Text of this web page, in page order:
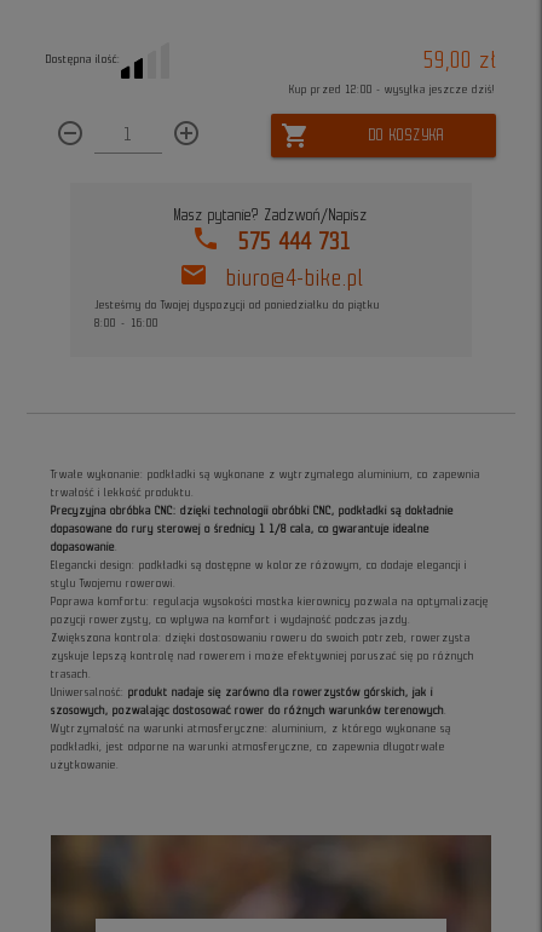
Dostępna ilość: 59,00 zł
Kup przed 12:00 - wysyłka jeszcze dziś!
remove_circle_outline add_circle_outline shopping_cart DO KOSZYKA
Masz pytanie? Zadzwoń/Napisz
phone 575 444 731
mail biuro@4-bike.pl
Jesteśmy do Twojej dyspozycji od poniedziałku do piątku
8:00 - 16:00
Trwałe wykonanie: podkładki są wykonane z wytrzymałego aluminium, co zapewnia
trwałość i lekkość produktu.
Precyzyjna obróbka CNC: dzięki technologii obróbki CNC, podkładki są dokładnie
dopasowane do rury sterowej o średnicy 1 1/8 cala, co gwarantuje idealne
dopasowanie
Elegancki design: podkładki są dostępne w kolorze różowym, co dodaje elegancji i
stylu Twojemu rowerowi.
Poprawa komfortu: regulacja wysokości mostka kierownicy pozwala na optymalizację
pozycji rowerzysty, co wpływa na komfort i wydajność podczas jazdy.
Zwiększona kontrola: dzięki dostosowaniu roweru do swoich potrzeb, rowerzysta
zyskuje lepszą kontrolę nad rowerem i może efektywniej poruszać się po różnych
trasach.
Uniwersalność:produkt nadaje się zarówno dla rowerzystów górskich, jak i
szosowych, pozwalając dostosować rower do różnych warunków terenowych
Wytrzymałość na warunki atmosferyczne: aluminium, z którego wykonane są
podkładki, jest odporne na warunki atmosferyczne, co zapewnia długotrwałe
użytkowanie.